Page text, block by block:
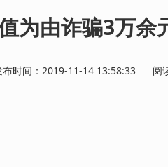
为由诈骗3万余
布时间：2019-11-14 13:58:33 阅